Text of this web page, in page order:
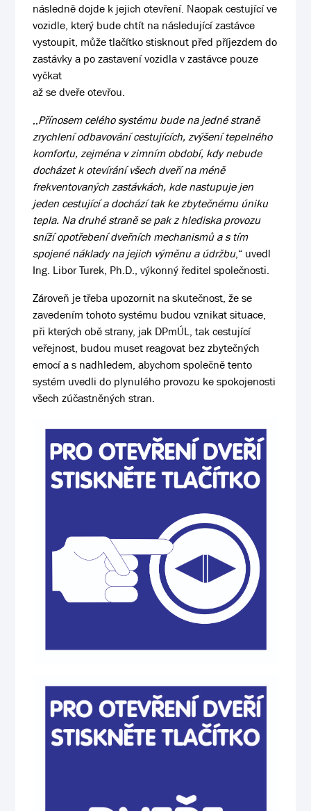
následně dojde k jejich otevření. Naopak cestující ve
vozidle, který bude chtít na následující zastávce
vystoupit, může tlačítko stisknout před příjezdem do
zastávky a po zastavení vozidla v zastávce pouze
vyčkat
až se dveře otevřou.
,,Přínosem celého systému bude na jedné straně
zrychlení odbavování cestujících, zvýšení tepelného
komfortu, zejména v zimním období, kdy nebude
docházet k otevírání všech dveří na méně
frekventovaných zastávkách, kde nastupuje jen
jeden cestující a dochází tak ke zbytečnému úniku
tepla. Na druhé straně se pak z hlediska provozu
sníží opotřebení dveřních mechanismů a s tím
spojené náklady na jejich výměnu a údržbu,“ uvedl
Ing. Libor Turek, Ph.D., výkonný ředitel společnosti.
Zároveň je třeba upozornit na skutečnost, že se
zavedením tohoto systému budou vznikat situace,
při kterých obě strany, jak DPmÚL, tak cestující
veřejnost, budou muset reagovat bez zbytečných
emocí a s nadhledem, abychom společně tento
systém uvedli do plynulého provozu ke spokojenosti
všech zúčastněných stran.